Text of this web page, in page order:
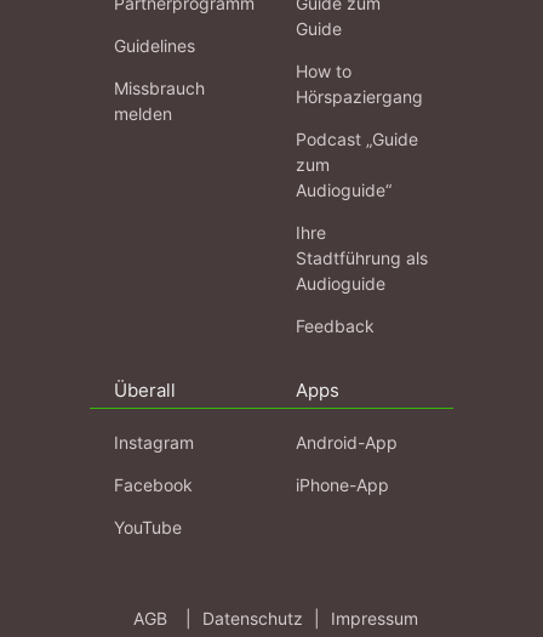
Guidelines
Missbrauch
melden
Guide
How to
Hörspaziergang
Podcast „Guide
zum
Audioguide“
Ihre
Stadtführung als
Audioguide
Feedback
Überall
Instagram
Facebook
YouTube
Apps
Android-App
iPhone-App
AGB Datenschutz Impressum